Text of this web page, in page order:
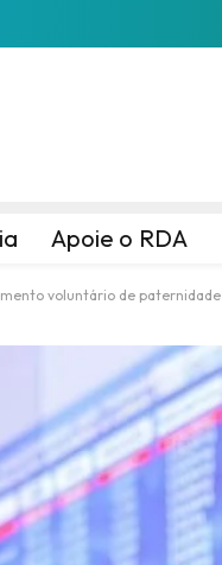
Apoie o RDA
voluntário de paternidade